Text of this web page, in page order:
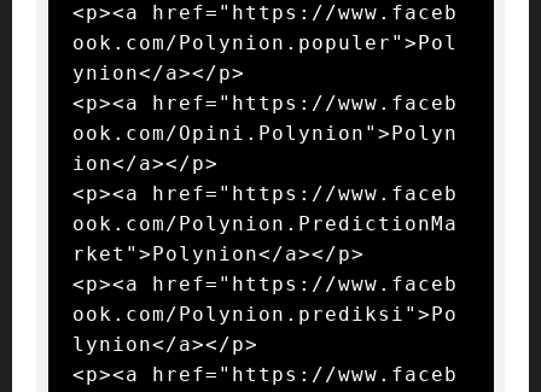
<p><a href="https://www.faceb
ook.com/Polynion.populer">Pol
ynion</a></p>
<p><a href="https://www.faceb
ook.com/Opini.Polynion">Polyn
ion</a></p>
<p><a href="https://www.faceb
ook.com/Polynion.PredictionMa
rket">Polynion</a></p>
<p><a href="https://www.faceb
ook.com/Polynion.prediksi">Po
lynion</a></p>
<p><a href="https://www.faceb